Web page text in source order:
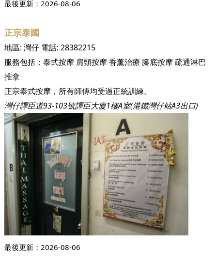
最後更新： 2026-08-06
正宗泰國
地區: 灣仔電話: 28382215
服務包括： 泰式按摩 肩頸按摩香薰治療 腳底按摩疏通淋巴
推拿
正宗泰式按摩，所有師傅均受過正統訓練。
灣仔譚臣道93-103號譚臣大廈1樓A室(港鐵灣仔站A3出口)
最後更新： 2026-08-06